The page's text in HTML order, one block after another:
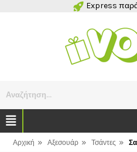
Express
Αναζήτηση...
Αρχική » Αξεσουάρ » Τσάντες »